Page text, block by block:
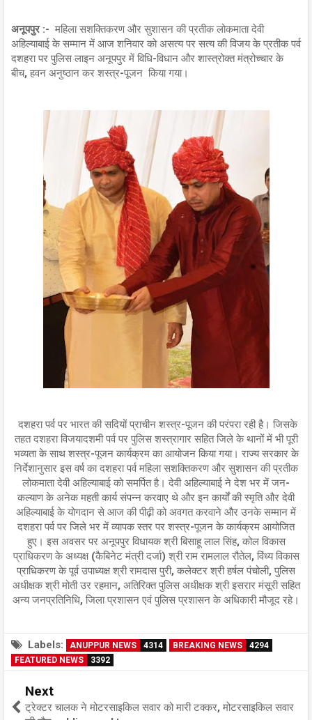
अनूपपुर :- महिला सशक्तिकरण और सुशासन की प्रतीक लोकमाता देवी
अहिल्याबाई के सम्मान में आज शनिवार को असत्य पर सत्य की विजय के प्रतीक पर्व
दशहरा पर पुलिस लाइन अनूपपुर में विधि-विधान और शास्त्रोक्त मंत्रोच्चार के
बीच, हवन अनुष्ठान कर शस्त्र-पूजन किया गया।
दशहरा पर्व पर भारत की सदियों प्राचीन शस्त्र-पूजन की परंपरा रही है। जिसके
तहत दशहरा विजयादशमी पर्व पर पुलिस शस्त्रागार सहित जिले के थानों में भी पूरी
भव्यता के साथ शस्त्र-पूजन कार्यक्रम का आयोजन किया गया। राज्य सरकार के
निर्देशानुसार इस वर्ष का दशहरा पर्व महिला सशक्तिकरण और सुशासन की प्रतीक
लोकमाता देवी अहिल्याबाई को समर्पित है। देवी अहिल्याबाई ने देश भर में जन-
कल्याण के अनेक महती कार्य संपन्न करवाए‌ थे और इन कार्यों की स्मृति और देवी
अहिल्याबाई के योगदान से आज की पीढ़ी को अवगत करवाने और उनके सम्मान में
दशहरा पर्व पर जिले भर में व्यापक स्तर पर शस्त्र-पूजन के कार्यक्रम आयोजित
हुए। इस अवसर पर अनूपपुर विधायक श्री बिसाहू लाल सिंह, कोल विकास
प्राधिकरण के अध्यक्ष (कैबिनेट मंत्री दर्जा) श्री राम रामलाल रौतेल, विंध्य विकास
प्राधिकरण के पूर्व उपाध्यक्ष श्री रामदास पुरी, कलेक्टर श्री हर्षल पंचोली, पुलिस
अधीक्षक श्री मोती उर रहमान, अतिरिक्त पुलिस अधीक्षक श्री इसरार मंसूरी सहित
अन्य जनप्रतिनिधि, जिला प्रशासन एवं पुलिस प्रशासन के अधिकारी मौजूद रहे।
Labels: ANUPPUR NEWS 4314 BREAKING NEWS
4294
FEATURED NEWS
3392
Next
ट्रेक्टर चालक ने मोटरसाइकिल सवार को मारी टक्कर, मोटरसाइकिल सवार